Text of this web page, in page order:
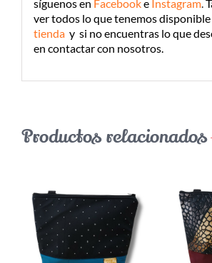
síguenos en Facebooke Instagram.
ver todos lo que tenemos disponible
tienda y si no encuentras lo que
en contactar con nosotros.
Productos relacionados
¡LO QUIERO!
/
DETALLES